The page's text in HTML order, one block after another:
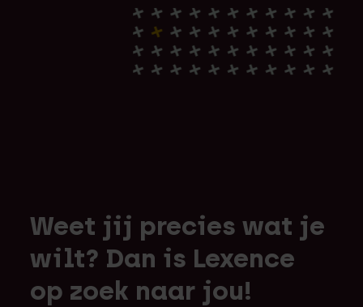
Weet jij precies wat je
wilt? Dan is Lexence
op zoek naar jou!